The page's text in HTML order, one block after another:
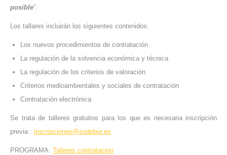
posible”.
Los tallares incluirán los siguientes contenidos:
Los nuevos procedimientos de contratación
La regulación de la solvencia económica y técnica
La regulación de los criterios de valoración
Criterios medioambientales y sociales de contratación
Contratación electrónica
Se trata de talleres gratuitos para los que es necesaria inscripción
previa : inscripciones@sodebur.es
PROGRAMA: Talleres contratacion